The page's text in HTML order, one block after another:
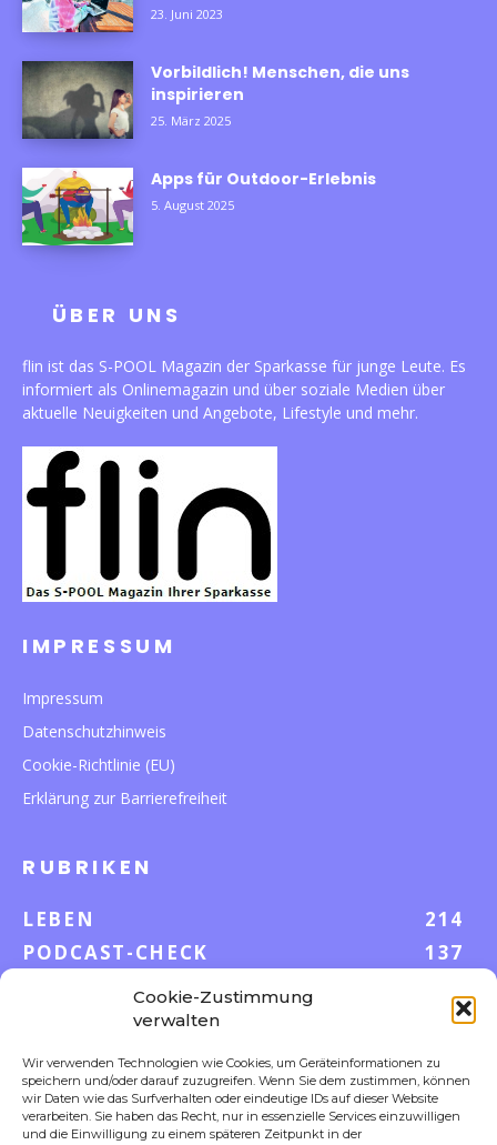
Cookie-Zustimmung
verwalten
Wir verwenden Technologien wie Cookies, um Geräteinformationen zu
speichern und/oder darauf zuzugreifen. Wenn Sie dem zustimmen, können
wir Daten wie das Surfverhalten oder eindeutige IDs auf dieser Website
verarbeiten. Sie haben das Recht, nur in essenzielle Services einzuwilligen
und die Einwilligung zu einem späteren Zeitpunkt in der
23. Juni 2023
Vorbildlich! Menschen, die uns
inspirieren
25. März 2025
Apps für Outdoor-Erlebnis
5. August 2025
ÜBER UNS
flin ist das S-POOL Magazin der Sparkasse für junge Leute. Es
informiert als Onlinemagazin und über soziale Medien über
aktuelle Neuigkeiten und Angebote, Lifestyle und mehr.
IMPRESSUM
Impressum
Datenschutzhinweis
Cookie-Richtlinie (EU)
Erklärung zur Barrierefreiheit
RUBRIKEN
LEBEN
214
PODCAST-CHECK
137
GELD & KARRIERE
43
AUF UND DAVON
S-POOL VORTEILE
35
DIGITALE WELT
23